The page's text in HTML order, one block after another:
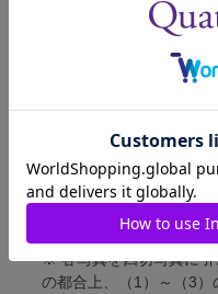
短辺
短辺
短辺
写真のサイズにつきまして
※ 各写真を四切写真に引
の都合上、（1）～（3）